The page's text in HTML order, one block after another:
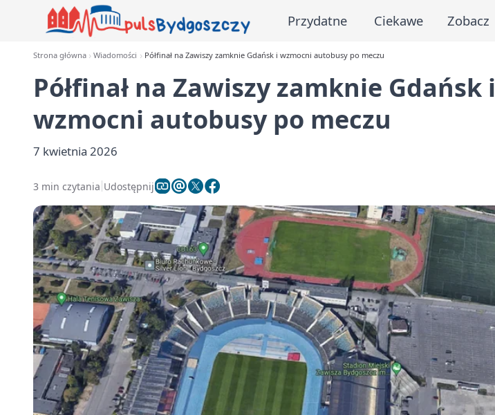
Przydatne Ciekawe Zobacz
Strona główna Wiadomości Półfinał na Zawiszy zamknie Gdańsk i wzmocni autobusy po meczu
Półfinał na Zawiszy zamknie Gdańsk i
wzmocni autobusy po meczu
7 kwietnia 2026
3 min czytania Udostępnij